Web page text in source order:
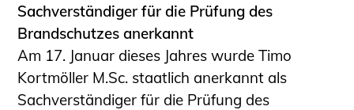
Sachverständiger für die Prüfung des
Brandschutzes anerkannt
Am 17. Januar dieses Jahres wurde Timo
Kortmöller M.Sc. staatlich anerkannt als
Sachverständiger für die Prüfung des